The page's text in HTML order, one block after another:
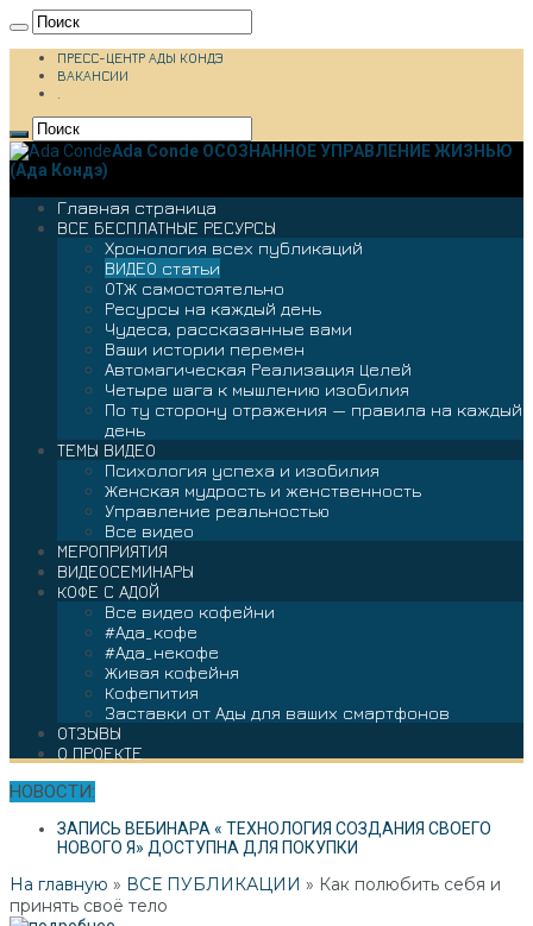
ПРЕСС-ЦЕНТР АДЫ КОНДЭ
ВАКАНСИИ
.
Ada Conde ОСОЗНАННОЕ УПРАВЛЕНИЕ ЖИЗНЬЮ
(Ада Кондэ)
Главная страница
ВСЕ БЕСПЛАТНЫЕ РЕСУРСЫ
Хронология всех публикаций
ВИДЕО статьи
ОТЖ самостоятельно
Ресурсы на каждый день
Чудеса, рассказанные вами
Ваши истории перемен
Автомагическая Реализация Целей
Четыре шага к мышлению изобилия
По ту сторону отражения — правила на каждый
день
ТЕМЫ ВИДЕО
Психология успеха и изобилия
Женская мудрость и женственность
Управление реальностью
Все видео
МЕРОПРИЯТИЯ
ВИДЕОСЕМИНАРЫ
КОФЕ С АДОЙ
Все видео кофейни
#Ада_кофе
#Ада_некофе
Живая кофейня
Кофепития
Заставки от Ады для ваших смартфонов
ОТЗЫВЫ
О ПРОЕКТЕ
НОВОСТИ:
ЗАПИСЬ ВЕБИНАРА « ТЕХНОЛОГИЯ СОЗДАНИЯ СВОЕГО
НОВОГО Я» ДОСТУПНА ДЛЯ ПОКУПКИ
На главную » ВСЕ ПУБЛИКАЦИИ » Как полюбить себя и
принять своё тело